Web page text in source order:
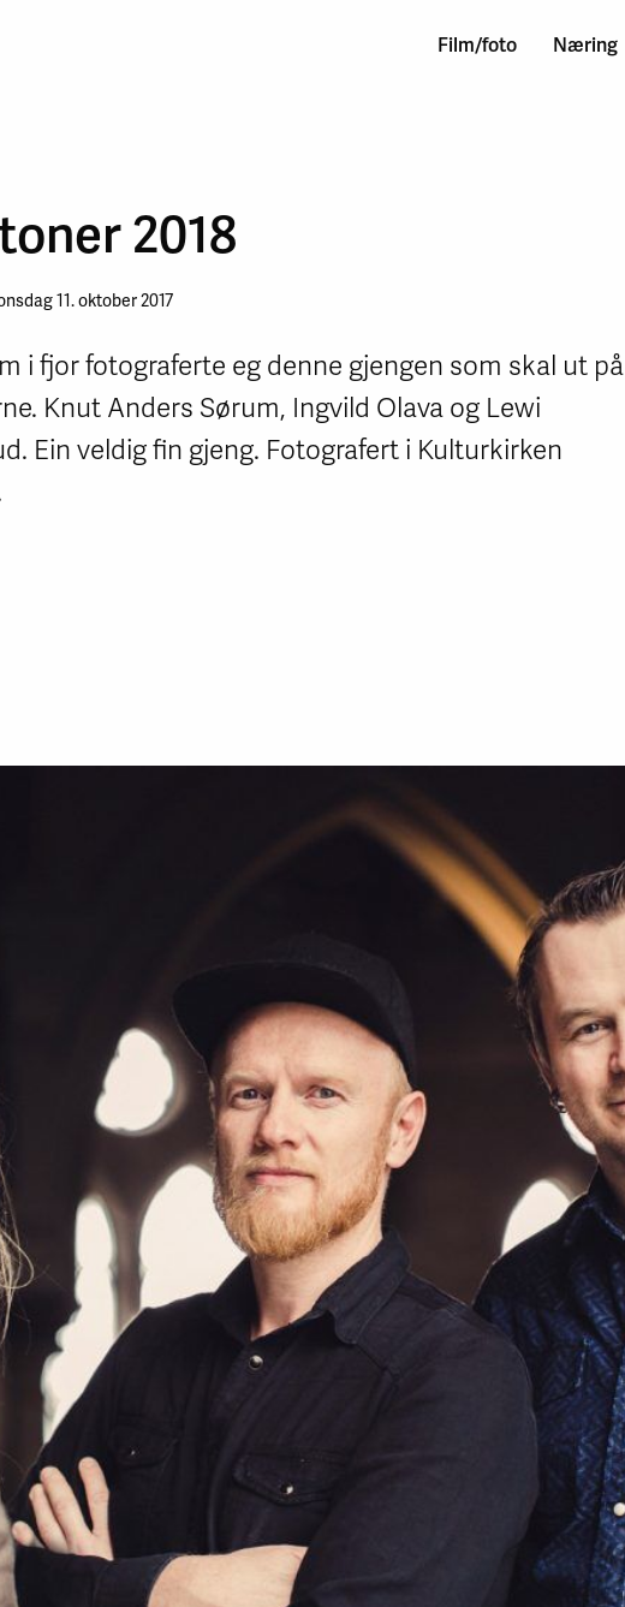
Film/foto Næring
2018
11. oktober 2017
i fjor fotograferte eg denne gjengen som skal ut på
Knut Anders Sørum, Ingvild Olava og Lewi
Ein veldig fin gjeng. Fotografert i Kulturkirken